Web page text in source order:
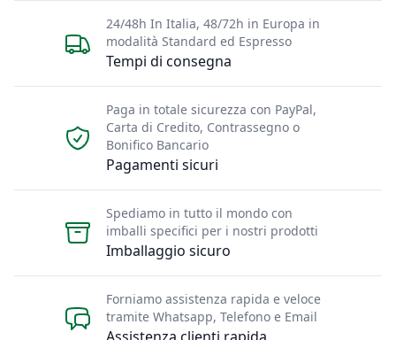
Tempi di consegna
24/48h In Italia, 48/72h in Europa in
modalità Standard ed Espresso
Pagamenti sicuri
Paga in totale sicurezza con PayPal,
Carta di Credito, Contrassegno o
Bonifico Bancario
Imballaggio sicuro
Spediamo in tutto il mondo con
imballi specifici per i nostri prodotti
Forniamo assistenza rapida e veloce
tramite Whatsapp, Telefono e Email